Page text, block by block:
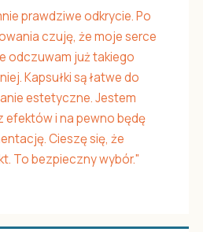
prawdziwe odkrycie. Po
czuję, że moje serce
odczuwam już takiego
Kapsułki są łatwe do
estetyczne. Jestem
i na pewno będę
Cieszę się, że
To bezpieczny wybór."